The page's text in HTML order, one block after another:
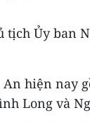
tịch Ủy ban
hiện nay
Long và